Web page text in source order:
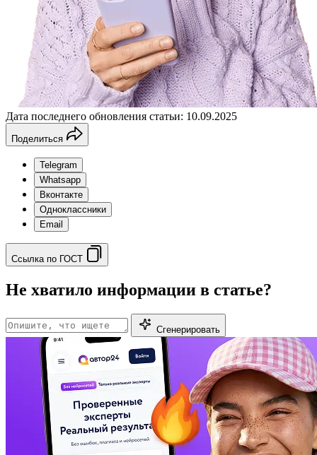
Дата последнего обновления статьи: 10.09.2025
Поделиться
Telegram
Whatsapp
Вконтакте
Одноклассники
Email
Ссылка по ГОСТ
Не хватило информации в статье?
Сгенерировать